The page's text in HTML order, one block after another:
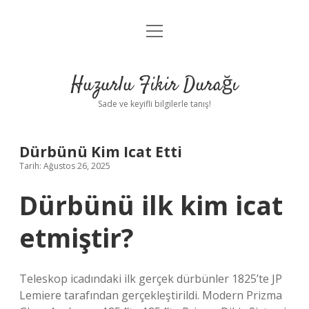
Anasayfa
Yasal Uyarı
menüyü
Huzurlu Fikir Durağı
Sade ve keyifli bilgilerle tanış!
Dürbünü Kim Icat Etti
Tarih: Ağustos 26, 2025
Dürbünü ilk kim icat
etmiştir?
Teleskop icadındaki ilk gerçek dürbünler 1825’te JP
Lemiere tarafından gerçekleştirildi. Modern Prizma